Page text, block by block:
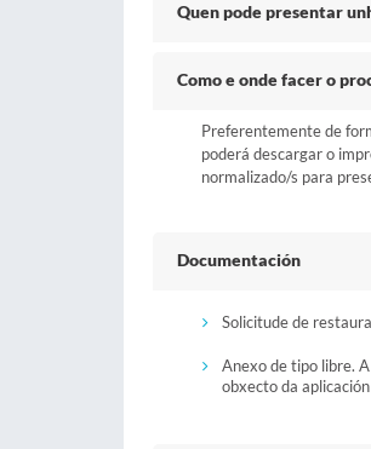
Quen pode presentar
Como e onde facer o
Preferentemente de
poderá descargar o
normalizado/s para
Documentación
Solicitude de
Anexo de tipo libre.
obxecto da